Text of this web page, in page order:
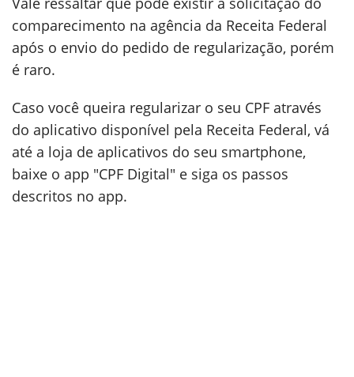
comparecimento na agência da Receita Federal
após o envio do pedido de regularização, porém
é raro.
Caso você queira regularizar o seu CPF através
do aplicativo disponível pela Receita Federal, vá
até a loja de aplicativos do seu smartphone,
baixe o app "CPF Digital" e siga os passos
descritos no app.